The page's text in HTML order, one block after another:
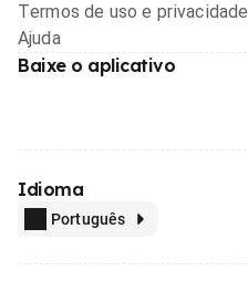
Termos de uso e privacidade
Ajuda
Baixe o aplicativo
Idioma
Português